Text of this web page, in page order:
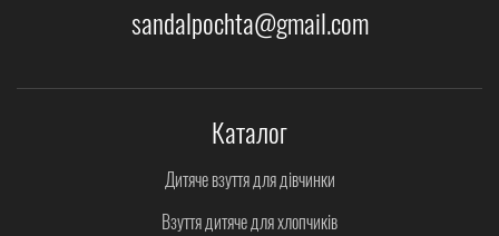
sandalpochta@gmail.com
Каталог
Дитяче взуття для дівчинки
Взуття дитяче для хлопчиків